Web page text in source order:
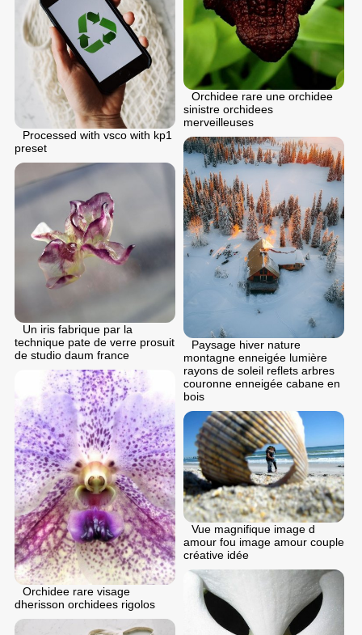
Orchidee rare une orchidee
sinistre orchidees
merveilleuses
Processed with vsco with kp1
preset
Paysage hiver nature
montagne enneigée lumière
rayons de soleil reflets arbres
couronne enneigée cabane en
bois
Un iris fabrique par la
technique pate de verre prosuit
de studio daum france
Orchidee rare visage
dherisson orchidees rigolos
Vue magnifique image d
amour fou image amour couple
créative idée